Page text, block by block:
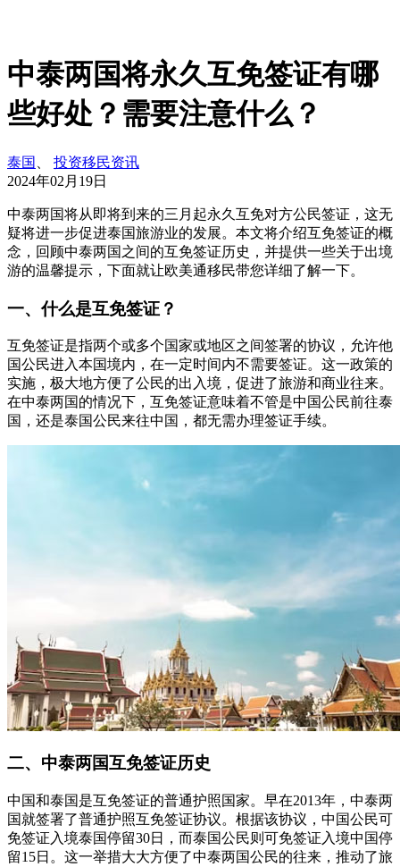
中泰两国将永久互免签证有哪
些好处？需要注意什么？
泰国
投资移民资讯
2024年02月19日
中泰两国将从即将到来的三月起永久互免对方公民签证，这无
疑将进一步促进泰国旅游业的发展。本文将介绍互免签证的概
念，回顾中泰两国之间的互免签证历史，并提供一些关于出境
游的温馨提示，下面就让欧美通移民带您详细了解一下。
一、什么是互免签证？
互免签证是指两个或多个国家或地区之间签署的协议，允许他
国公民进入本国境内，在一定时间内不需要签证。这一政策的
实施，极大地方便了公民的出入境，促进了旅游和商业往来。
在中泰两国的情况下，互免签证意味着不管是中国公民前往泰
国，还是泰国公民来往中国，都无需办理签证手续。
二、中泰两国互免签证历史
中国和泰国是互免签证的普通护照国家。早在2013年，中泰两
国就签署了普通护照互免签证协议。根据该协议，中国公民可
免签证入境泰国停留30日，而泰国公民则可免签证入境中国停
留15日。这一举措大大方便了中泰两国公民的往来，推动了旅